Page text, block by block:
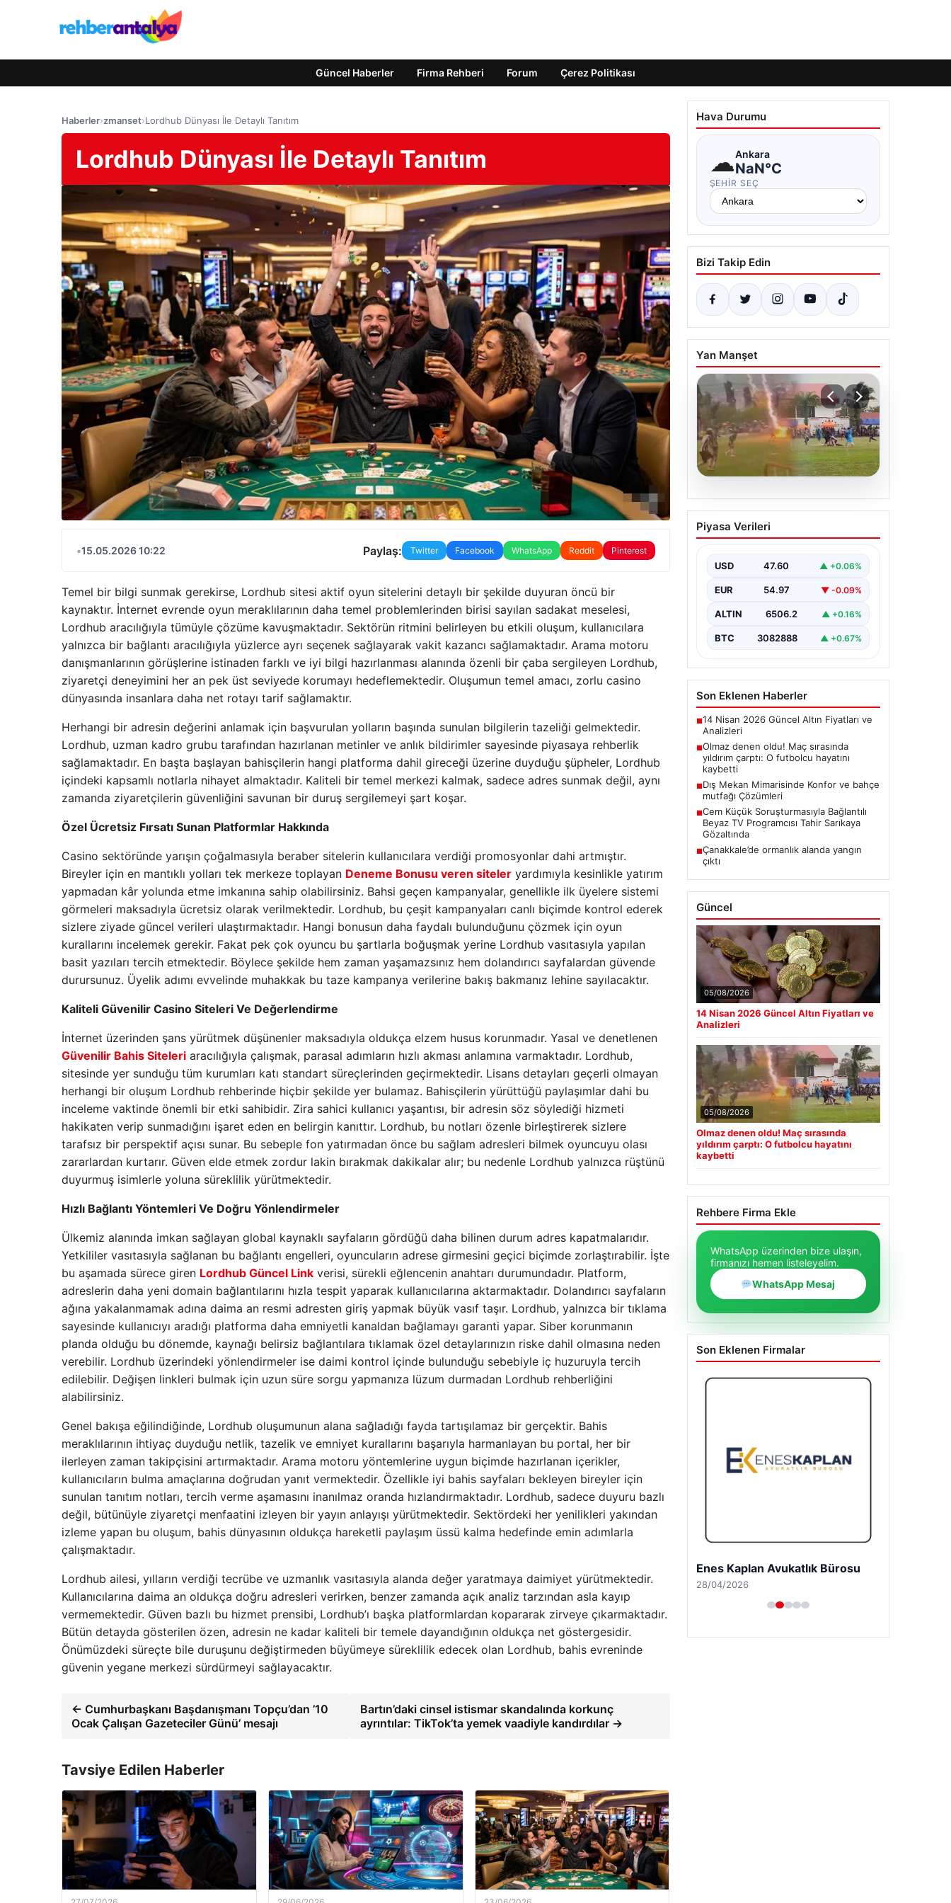
Güncel Haberler Firma Rehberi Forum Çerez Politikası
Haberler›zmanset›Lordhub Dünyası İle Detaylı Tanıtım
Lordhub Dünyası İle Detaylı Tanıtım
•15.05.2026 10:22 Paylaş: Twitter Facebook WhatsApp Reddit Pinterest
Temel bir bilgi sunmak gerekirse, Lordhub sitesi aktif oyun sitelerini detaylı bir şekilde duyuran öncü bir
kaynaktır. İnternet evrende oyun meraklılarının daha temel problemlerinden birisi sayılan sadakat meselesi,
Lordhub aracılığıyla tümüyle çözüme kavuşmaktadır. Sektörün ritmini belirleyen bu etkili oluşum, kullanıcılara
yalnızca bir bağlantı aracılığıyla yüzlerce ayrı seçenek sağlayarak vakit kazancı sağlamaktadır. Arama motoru
danışmanlarının görüşlerine istinaden farklı ve iyi bilgi hazırlanması alanında özenli bir çaba sergileyen Lordhub,
ziyaretçi deneyimini her an pek üst seviyede korumayı hedeflemektedir. Oluşumun temel amacı, zorlu casino
dünyasında insanlara daha net rotayı tarif sağlamaktır.
Herhangi bir adresin değerini anlamak için başvurulan yolların başında sunulan bilgilerin tazeliği gelmektedir.
Lordhub, uzman kadro grubu tarafından hazırlanan metinler ve anlık bildirimler sayesinde piyasaya rehberlik
sağlamaktadır. En başta başlayan bahisçilerin hangi platforma dahil gireceği üzerine duyduğu şüpheler, Lordhub
içindeki kapsamlı notlarla nihayet almaktadır. Kaliteli bir temel merkezi kalmak, sadece adres sunmak değil, aynı
zamanda ziyaretçilerin güvenliğini savunan bir duruş sergilemeyi şart koşar.
Özel Ücretsiz Fırsatı Sunan Platformlar Hakkında
Casino sektöründe yarışın çoğalmasıyla beraber sitelerin kullanıcılara verdiği promosyonlar dahi artmıştır.
Bireyler için en mantıklı yolları tek merkeze toplayan Deneme Bonusu veren siteler yardımıyla kesinlikle yatırım
yapmadan kâr yolunda etme imkanına sahip olabilirsiniz. Bahsi geçen kampanyalar, genellikle ilk üyelere sistemi
görmeleri maksadıyla ücretsiz olarak verilmektedir. Lordhub, bu çeşit kampanyaları canlı biçimde kontrol ederek
sizlere ziyade güncel verileri ulaştırmaktadır. Hangi bonusun daha faydalı bulunduğunu çözmek için oyun
kurallarını incelemek gerekir. Fakat pek çok oyuncu bu şartlarla boğuşmak yerine Lordhub vasıtasıyla yapılan
basit yazıları tercih etmektedir. Böylece şekilde hem zaman yaşamazsınız hem dolandırıcı sayfalardan güvende
durursunuz. Üyelik adımı evvelinde muhakkak bu taze kampanya verilerine bakış bakmanız lehine sayılacaktır.
Kaliteli Güvenilir Casino Siteleri Ve Değerlendirme
İnternet üzerinden şans yürütmek düşünenler maksadıyla oldukça elzem husus korunmadır. Yasal ve denetlenen
Güvenilir Bahis Siteleri aracılığıyla çalışmak, parasal adımların hızlı akması anlamına varmaktadır. Lordhub,
sitesinde yer sunduğu tüm kurumları katı standart süreçlerinden geçirmektedir. Lisans detayları geçerli olmayan
herhangi bir oluşum Lordhub rehberinde hiçbir şekilde yer bulamaz. Bahisçilerin yürüttüğü paylaşımlar dahi bu
inceleme vaktinde önemli bir etki sahibidir. Zira sahici kullanıcı yaşantısı, bir adresin söz söylediği hizmeti
hakikaten verip sunmadığını işaret eden en belirgin kanıttır. Lordhub, bu notları özenle birleştirerek sizlere
tarafsız bir perspektif açısı sunar. Bu sebeple fon yatırmadan önce bu sağlam adresleri bilmek oyuncuyu olası
zararlardan kurtarır. Güven elde etmek zordur lakin bırakmak dakikalar alır; bu nedenle Lordhub yalnızca rüştünü
duyurmuş isimlerle yoluna süreklilik yürütmektedir.
Hızlı Bağlantı Yöntemleri Ve Doğru Yönlendirmeler
Ülkemiz alanında imkan sağlayan global kaynaklı sayfaların gördüğü daha bilinen durum adres kapatmalarıdır.
Yetkililer vasıtasıyla sağlanan bu bağlantı engelleri, oyuncuların adrese girmesini geçici biçimde zorlaştırabilir. İşte
bu aşamada sürece giren Lordhub Güncel Link verisi, sürekli eğlencenin anahtarı durumundadır. Platform,
adreslerin daha yeni domain bağlantılarını hızla tespit yaparak kullanıcılarına aktarmaktadır. Dolandırıcı sayfaların
ağına yakalanmamak adına daima an resmi adresten giriş yapmak büyük vasıf taşır. Lordhub, yalnızca bir tıklama
sayesinde kullanıcıyı aradığı platforma daha emniyetli kanaldan bağlamayı garanti yapar. Siber korunmanın
planda olduğu bu dönemde, kaynağı belirsiz bağlantılara tıklamak özel detaylarınızın riske dahil olmasına neden
verebilir. Lordhub üzerindeki yönlendirmeler ise daimi kontrol içinde bulunduğu sebebiyle iç huzuruyla tercih
edilebilir. Değişen linkleri bulmak için uzun süre sorgu yapmanıza lüzum durmadan Lordhub rehberliğini
alabilirsiniz.
Genel bakışa eğilindiğinde, Lordhub oluşumunun alana sağladığı fayda tartışılamaz bir gerçektir. Bahis
meraklılarının ihtiyaç duyduğu netlik, tazelik ve emniyet kurallarını başarıyla harmanlayan bu portal, her bir
ilerleyen zaman takipçisini artırmaktadır. Arama motoru yöntemlerine uygun biçimde hazırlanan içerikler,
kullanıcıların bulma amaçlarına doğrudan yanıt vermektedir. Özellikle iyi bahis sayfaları bekleyen bireyler için
sunulan tanıtım notları, tercih verme aşamasını inanılmaz oranda hızlandırmaktadır. Lordhub, sadece duyuru bazlı
değil, bütünüyle ziyaretçi menfaatini izleyen bir yayın anlayışı yürütmektedir. Sektördeki her yenilikleri yakından
izleme yapan bu oluşum, bahis dünyasının oldukça hareketli paylaşım üssü kalma hedefinde emin adımlarla
çalışmaktadır.
Lordhub ailesi, yılların verdiği tecrübe ve uzmanlık vasıtasıyla alanda değer yaratmaya daimiyet yürütmektedir.
Kullanıcılarına daima an oldukça doğru adresleri verirken, benzer zamanda açık analiz tarzından asla kayıp
vermemektedir. Güven bazlı bu hizmet prensibi, Lordhub’ı başka platformlardan kopararak zirveye çıkarmaktadır.
Bütün detayda gösterilen özen, adresin ne kadar kaliteli bir temele dayandığının oldukça net göstergesidir.
Önümüzdeki süreçte bile duruşunu değiştirmeden büyümeye süreklilik edecek olan Lordhub, bahis evreninde
güvenin yegane merkezi sürdürmeyi sağlayacaktır.
← Cumhurbaşkanı Başdanışmanı Topçu’dan ’10
Ocak Çalışan Gazeteciler Günü’ mesajı
Bartın’daki cinsel istismar skandalında korkunç
ayrıntılar: TikTok’ta yemek vaadiyle kandırdılar →
Tavsiye Edilen Haberler
Hava Durumu
☁Ankara
NaN°C
ŞEHIR SEÇ
Bizi Takip Edin
Yan Manşet
05.08.2026
Olmaz denen oldu! Maç
sırasında yıldırım çarptı:
kaybetti
Piyasa Verileri
USD 47.60 ▲ +0.06%
EUR 54.97 ▼ -0.09%
ALTIN 6506.2 ▲ +0.16%
BTC 3082888 ▲ +0.67%
Son Eklenen Haberler
■14 Nisan 2026 Güncel Altın Fiyatları ve
Analizleri
■Olmaz denen oldu! Maç sırasında
yıldırım çarptı: O futbolcu hayatını
kaybetti
■Dış Mekan Mimarisinde Konfor ve bahçe
mutfağı Çözümleri
■Cem Küçük Soruşturmasıyla Bağlantılı
Beyaz TV Programcısı Tahir Sarıkaya
Gözaltında
■Çanakkale’de ormanlık alanda yangın
çıktı
Güncel
05/08/2026
14 Nisan 2026 Güncel Altın Fiyatları ve
Analizleri
05/08/2026
Olmaz denen oldu! Maç sırasında
yıldırım çarptı: O futbolcu hayatını
kaybetti
Rehbere Firma Ekle
WhatsApp üzerinden bize ulaşın,
firmanızı hemen listeleyelim.
WhatsApp Mesaj
Son Eklenen Firmalar
Enes Kaplan Avukatlık Bürosu
28/04/2026